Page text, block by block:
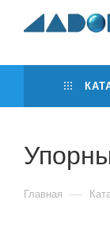
Главная —